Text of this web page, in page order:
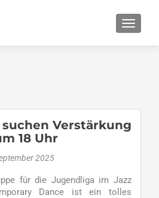
suchen Verstärkung
18 Uhr
2025
für die Jugendliga im Jazz
Dance ist ein tolles